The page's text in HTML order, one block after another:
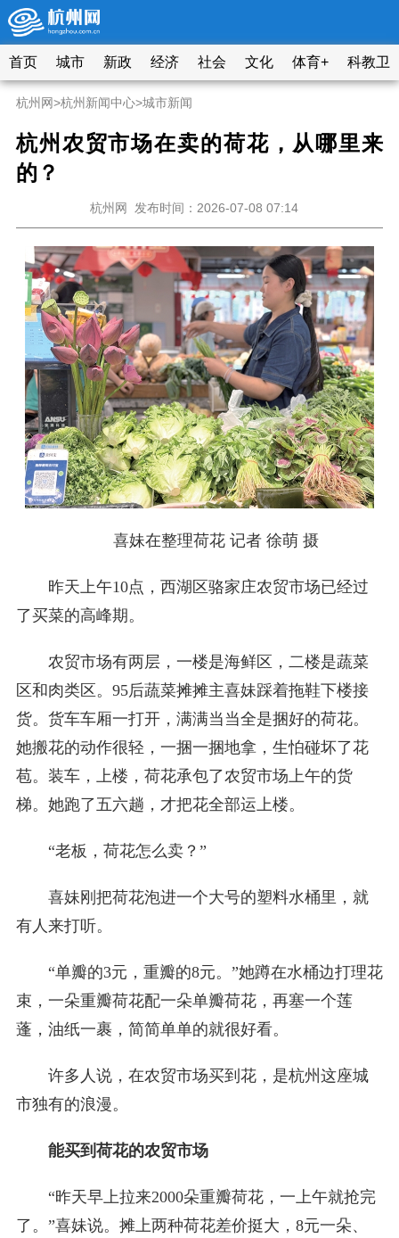
首页 城市 新政 经济 社会 文化 体育+ 科教卫
杭州网>杭州新闻中心>城市新闻
杭州农贸市场在卖的荷花，从哪里来
的？
杭州网 发布时间：2026-07-08 07:14
喜妹在整理荷花 记者 徐萌 摄
昨天上午10点，西湖区骆家庄农贸市场已经过
了买菜的高峰期。
农贸市场有两层，一楼是海鲜区，二楼是蔬菜
区和肉类区。95后蔬菜摊摊主喜妹踩着拖鞋下楼接
货。货车车厢一打开，满满当当全是捆好的荷花。
她搬花的动作很轻，一捆一捆地拿，生怕碰坏了花
苞。装车，上楼，荷花承包了农贸市场上午的货
梯。她跑了五六趟，才把花全部运上楼。
“老板，荷花怎么卖？”
喜妹刚把荷花泡进一个大号的塑料水桶里，就
有人来打听。
“单瓣的3元，重瓣的8元。”她蹲在水桶边打理花
束，一朵重瓣荷花配一朵单瓣荷花，再塞一个莲
蓬，油纸一裹，简简单单的就很好看。
许多人说，在农贸市场买到花，是杭州这座城
市独有的浪漫。
能买到荷花的农贸市场
“昨天早上拉来2000朵重瓣荷花，一上午就抢完
了。”喜妹说。摊上两种荷花差价挺大，8元一朵、